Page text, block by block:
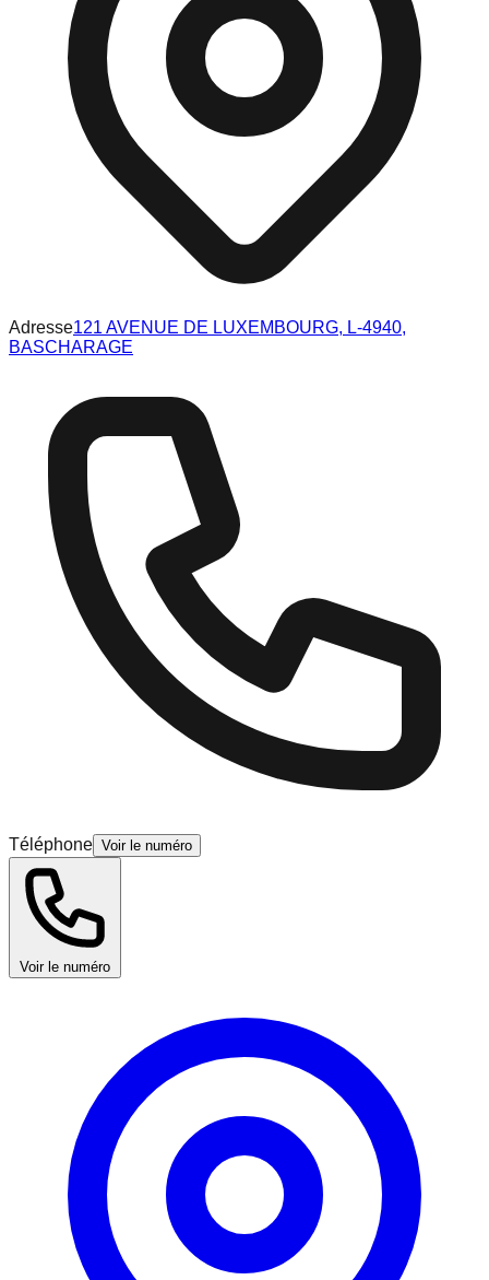
Adresse121 AVENUE DE LUXEMBOURG, L-4940,
BASCHARAGE
Téléphone Voir le numéro
Voir le numéro